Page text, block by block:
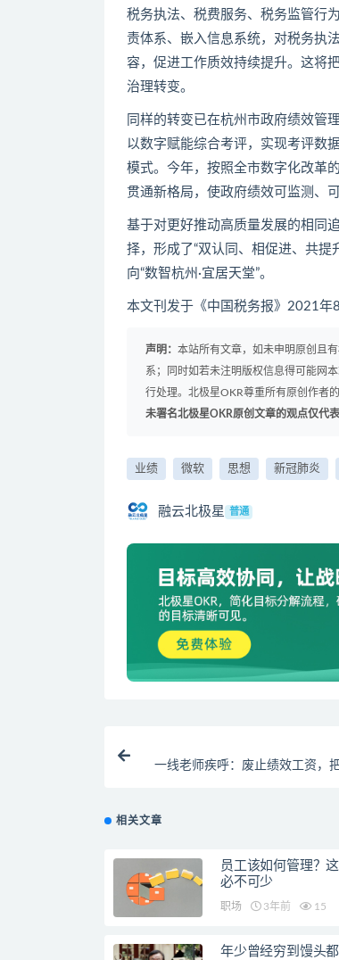
税务执法、税费服务、税务监管行
责体系、嵌入信息系统，对税务执
容，促进工作质效持续提升。这将
治理转变。
同样的转变已在杭州市政府绩效管
以数字赋能综合考评，实现考评数
模式。今年，按照全市数字化改革
贯通新格局，使政府绩效可监测、
基于对更好推动高质量发展的相同
择，形成了“双认同、相促进、共
向“数智杭州·宜居天堂”。
本文刊发于《中国税务报》2021年
声明： 本站所有文章，如未申明原创且
系；同时如若未注明版权信息得可能网
行处理。北极星OKR尊重所有原创作者的
未署名北极星OKR原创文章的观点仅代
业绩 微软 思想 新冠肺炎
融云北极星 普通
一线老师疾呼：废止绩效工资，
相关文章
员工该如何管理？
必不可少
职场 3年前 15
年少曾经穷到馒头